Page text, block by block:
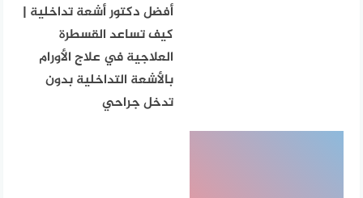
أفضل دكتور أشعة تداخلية |
كيف تساعد القسطرة
العلاجية في علاج الأورام
بالأشعة التداخلية بدون
تدخل جراحي